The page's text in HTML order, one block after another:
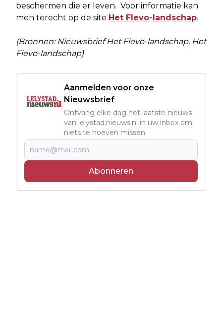
beschermen die er leven. Voor informatie kan
men terecht op de site Het Flevo-landschap.
(Bronnen: Nieuwsbrief Het Flevo-landschap, Het
Flevo-landschap)
Aanmelden voor onze
Nieuwsbrief
Ontvang elke dag het laatste nieuws
van lelystad.nieuws.nl in uw inbox om
niets te hoeven missen
Abonneren